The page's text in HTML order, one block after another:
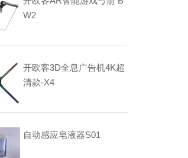
W2
开欧客3D全息广告机4K超
清款-X4
自动感应皂液器S01